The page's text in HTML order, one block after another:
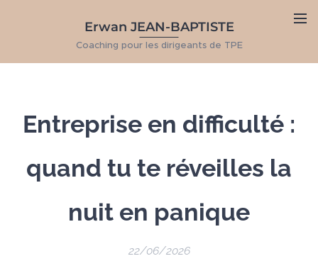
Erwan JEAN-BAPTISTE
Coaching pour les dirigeants de TPE
Entreprise en difficulté :
quand tu te réveilles la
nuit en panique
22/06/2026